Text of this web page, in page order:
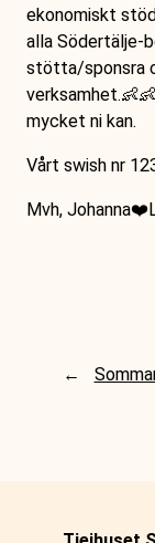
ekonomiskt
alla Södertälje-
stötta/sponsra
mycket ni kan.
Vårt swish nr
Mvh,
←